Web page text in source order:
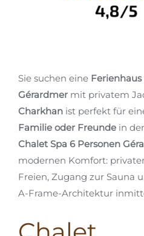
Sie suchen eine
Gérardmer mit privatem
Charkhan ist perfekt für
Familie oder Freunde in
Chalet Spa 6 Personen
modernen Komfort:
Freien, Zugang zur Sauna
A-Frame-Architektur